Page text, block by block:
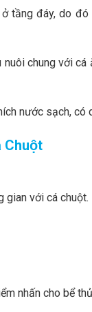
tầng đáy, do
chung với
nước sạch, có
Chuột
gian với cá chuột.
nhấn cho bể